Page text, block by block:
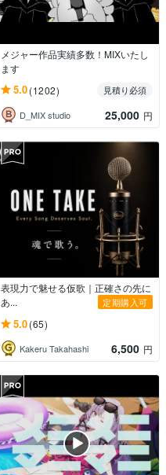
メジャー作品実績多数！MIXいたし
ます
5.0(1202)
見積り必須
D_MIX studio
25,000 円
表現力で魅せる仮歌｜正確さの先に
あ...
定期購入可
5.0(65)
Kakeru Takahashi 6,500 円